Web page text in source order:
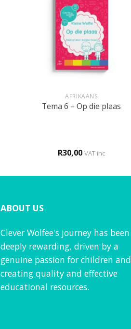
AFRIKAANS
Tema 6 – Op die plaas
R30,00 VAT inc
ABOUT US
Clever Wolfee's journey has been
deeply rewarding, driven by a
genuine passion for children and
creating quality and effective
educational resources.